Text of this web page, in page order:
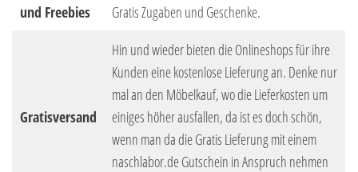
und Freebies
Gratis Zugaben und Geschenke.
Gratisversand
Hin und wieder bieten die Onlineshops für ihre
Kunden eine kostenlose Lieferung an. Denke nur
mal an den Möbelkauf, wo die Lieferkosten um
einiges höher ausfallen, da ist es doch schön,
wenn man da die Gratis Lieferung mit einem
naschlabor.de Gutschein in Anspruch nehmen